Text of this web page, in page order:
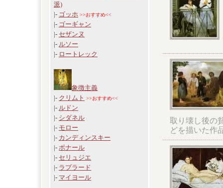
派)
|- ゴッホ >>おすすめ<<
|- ゴーギャン
|- セザンヌ
|- ルソー
|- ロートレック
象徴主義
|- クリムト >>おすすめ<<
|- ルドン
|- シダネル
|- モロー
|- カンディンスキー
|- ボナール
|- セリュジエ
|- ラプラード
|- マイヨール
取り壊し後の
どを描いた作